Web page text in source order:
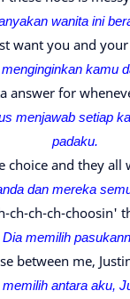
wanita ini
want you and your
kamu
answer for
menjawab setiap
padaku.
choice and they all
dan mereka
ch-ch-ch-choosin'
Dia memilih
between me,
antara aku,